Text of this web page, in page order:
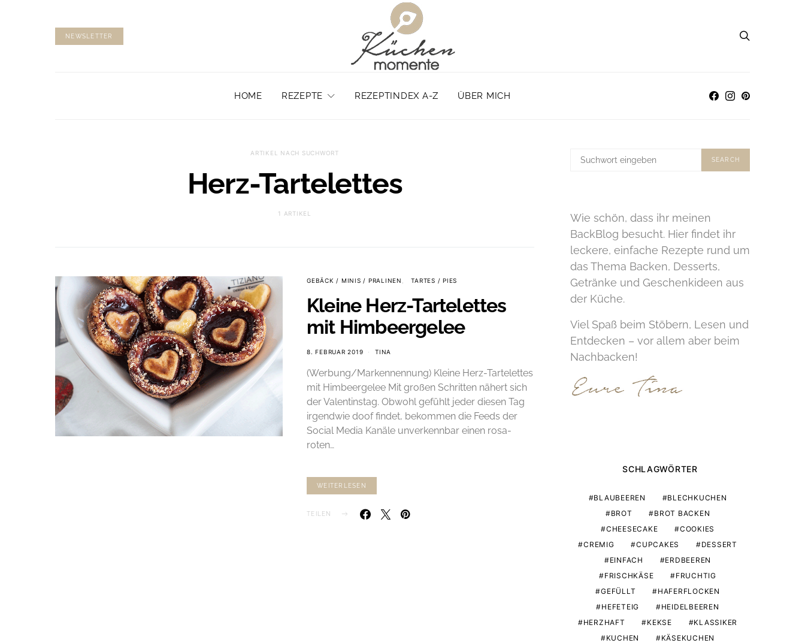
NEWSLETTER
HOME REZEPTE REZEPTINDEX A-Z ÜBER MICH
ARTIKEL NACH SUCHWORT
Herz-Tartelettes
1 ARTIKEL
GEBÄCK / MINIS / PRALINEN TARTES / PIES
Kleine Herz-Tartelettes
mit Himbeergelee
8. FEBRUAR 2019 TINA
(Werbung/Markennennung) Kleine Herz-Tartelettes
mit Himbeergelee Mit großen Schritten nähert sich
der Valentinstag. Obwohl gefühlt jeder diesen Tag
irgendwie doof findet, bekommen die Feeds der
Social Media Kanäle unverkennbar einen rosa-
roten…
WEITERLESEN
TEILEN
SUCHE
SEARCH
Wie schön, dass ihr meinen
BackBlog besucht. Hier findet ihr
leckere, einfache Rezepte rund um
das Thema Backen, Desserts,
Getränke und Geschenkideen aus
der Küche.
Viel Spaß beim Stöbern, Lesen und
Entdecken – vor allem aber beim
Nachbacken!
SCHLAGWÖRTER
BLAUBEEREN
BLECHKUCHEN
BROT
BROT BACKEN
CHEESECAKE
COOKIES
CREMIG
CUPCAKES
DESSERT
EINFACH
ERDBEEREN
FRISCHKÄSE
FRUCHTIG
GEFÜLLT
HAFERFLOCKEN
HEFETEIG
HEIDELBEEREN
HERZHAFT
KEKSE
KLASSIKER
KUCHEN
KÄSEKUCHEN